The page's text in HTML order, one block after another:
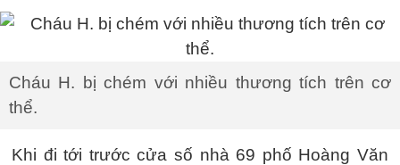
Cháu H. bị chém với nhiều thương tích trên cơ
thể.
Khi đi tới trước cửa số nhà 69 phố Hoàng Văn